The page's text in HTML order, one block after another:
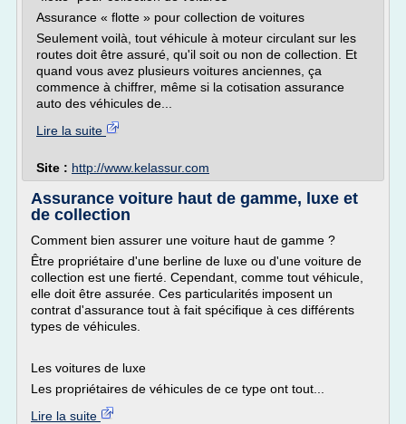
Assurance « flotte » pour collection de voitures
Seulement voilà, tout véhicule à moteur circulant sur les
routes doit être assuré, qu'il soit ou non de collection. Et
quand vous avez plusieurs voitures anciennes, ça
commence à chiffrer, même si la cotisation assurance
auto des véhicules de...
Lire la suite
Site : http://www.kelassur.com
Assurance voiture haut de gamme, luxe et
de collection
Comment bien assurer une voiture haut de gamme ?
Être propriétaire d'une berline de luxe ou d'une voiture de
collection est une fierté. Cependant, comme tout véhicule,
elle doit être assurée. Ces particularités imposent un
contrat d'assurance tout à fait spécifique à ces différents
types de véhicules.
Les voitures de luxe
Les propriétaires de véhicules de ce type ont tout...
Lire la suite